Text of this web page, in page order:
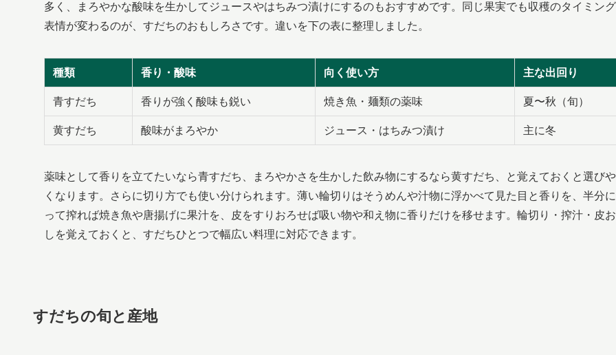
多く、まろやかな酸味を生かしてジュースやはちみつ漬けにするのもおすすめです。同じ果実でも収穫のタイミン
表情が変わるのが、すだちのおもしろさです。違いを下の表に整理しました。
種類 香り・酸味 向く使い方 主な出回り
青すだち 香りが強く酸味も鋭い 焼き魚・麺類の薬味 夏〜秋（旬）
黄すだち 酸味がまろやか ジュース・はちみつ漬け 主に冬
薬味として香りを立てたいなら青すだち、まろやかさを生かした飲み物にするなら黄すだち、と覚えておくと選び
くなります。さらに切り方でも使い分けられます。薄い輪切りはそうめんや汁物に浮かべて見た目と香りを、半分
って搾れば焼き魚や唐揚げに果汁を、皮をすりおろせば吸い物や和え物に香りだけを移せます。輪切り・搾汁・皮
しを覚えておくと、すだちひとつで幅広い料理に対応できます。
すだちの旬と産地